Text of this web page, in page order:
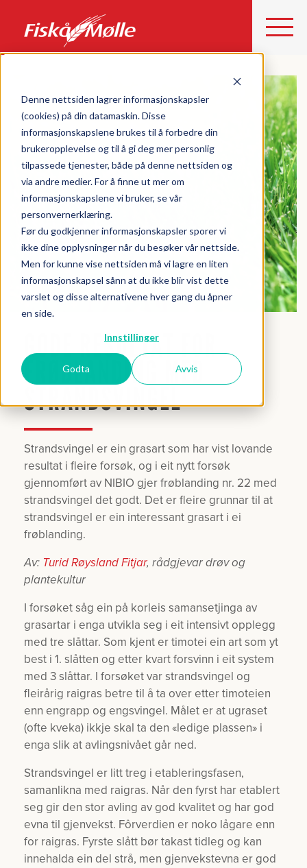
Denne nettsiden lagrer informasjonskapsler
(cookies) på din datamaskin. Disse
informasjonskapslene brukes til å forbedre din
brukeropplevelse og til å gi deg mer personlig
tilpassede tjenester, både på denne nettsiden og
via andre medier. For å finne ut mer om
informasjonskapslene vi bruker, se vår
personvernerklæring.
Før du godkjenner informasjonskapsler sporer vi
ikke dine opplysninger når du besøker vår nettside.
Men for kunne vise nettsiden må vi lagre en liten
informasjonskapsel sånn at du ikke blir vist dette
varslet og disse alternativene hver gang du åpner
en side.
Innstillinger
Godta Avvis
GODE RESULTAT FOR
FRØBLANDING MED
STRANDSVINGEL
Strandsvingel er ein grasart som har vist lovande
resultat i fleire forsøk, og i eit nytt forsøk
gjennomført av NIBIO gjer frøblanding nr. 22 med
strandsvingel det godt. Det er fleire grunnar til at
strandsvingel er ein interessant grasart i ei
frøblanding.
Av: Turid Røysland Fitjar, rådgjevar drøv og
plantekultur
I forsøket såg ein på korleis samansetjinga av
grasartar i enga utvikla seg i eit intensivt opplegg
med tre slåttar. Som kjent er timotei ein art som yt
best i 1. slåtten og etter kvart forsvinn i eit system
med 3 slåttar. I forsøket var strandsvingel og
fleirårig raigras betre til å ta over etter timoteien
enn engrapp og engsvingel. Målet er at ugraset
(ofte kveka) ikkje skal ta den «ledige plassen» i
enga slik at avlingsnivået går ned.
Strandsvingel er litt treg i etableringsfasen,
samanlikna med raigras. Når den fyrst har etablert
seg gir den stor avling av god kvalitet og har god
evna til gjenvekst. Fôrverdien er noko lågare enn
for raigras. Fyrste slått bør takast tidleg og kan
innehalda ein del strå, men gjenvekstevna er god